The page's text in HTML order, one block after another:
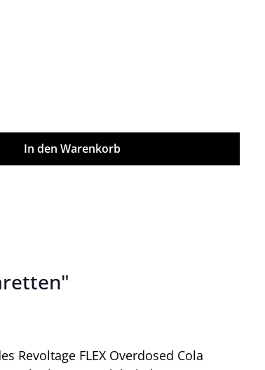
Wert ein oder benutze die
In den Warenkorb
Revoltage FLEX Overdosed Cola